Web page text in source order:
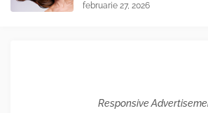
februarie 27, 2026
Responsive